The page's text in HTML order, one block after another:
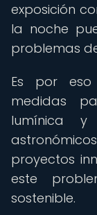
exposición
la noche
problemas
Es por
medidas
lumínica y
proyectos
este
sostenible.